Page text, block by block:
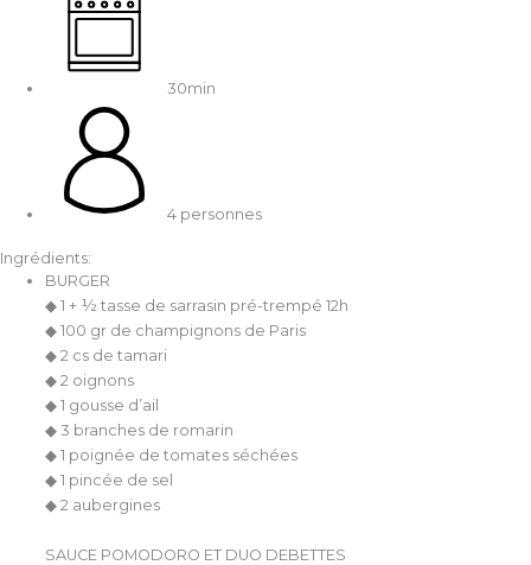
30min
4 personnes
Ingrédients:
BURGER
◆ 1 + ½ tasse de sarrasin pré-trempé 12h
◆ 100 gr de champignons de Paris
◆ 2 cs de tamari
◆ 2 oignons
◆ 1 gousse d’ail
◆ 3 branches de romarin
◆ 1 poignée de tomates séchées
◆ 1 pincée de sel
◆ 2 aubergines
SAUCE POMODORO ET DUO DEBETTES